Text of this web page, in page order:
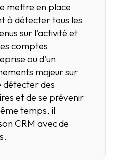
mettre en place
à détecter tous les
sur l'activité et
comptes
ou d'un
majeur sur
détecter des
et de se prévenir
temps, il
CRM avec de